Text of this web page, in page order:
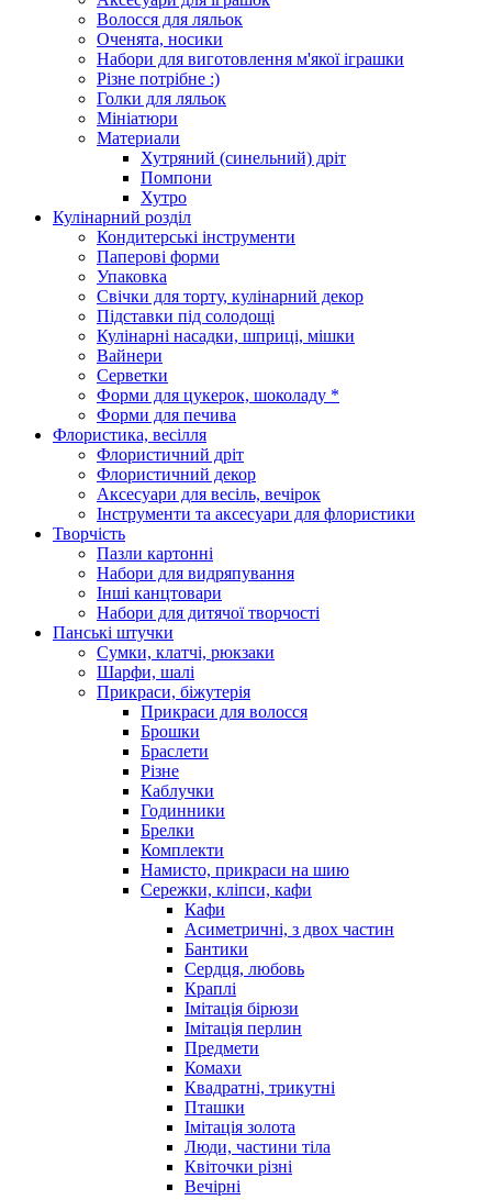
Волосся для ляльок
Оченята, носики
Набори для виготовлення м'якої іграшки
Різне потрібне :)
Голки для ляльок
Мініатюри
Материали
Хутряний (синельний) дріт
Помпони
Хутро
Кулінарний розділ
Кондитерські інструменти
Паперові форми
Упаковка
Свічки для торту, кулінарний декор
Підставки під солодощі
Кулінарні насадки, шприці, мішки
Вайнери
Серветки
Форми для цукерок, шоколаду *
Форми для печива
Флористика, весілля
Флористичний дріт
Флористичний декор
Аксесуари для весіль, вечірок
Інструменти та аксесуари для флористики
Творчість
Пазли картонні
Набори для видряпування
Інші канцтовари
Набори для дитячої творчості
Панські штучки
Сумки, клатчі, рюкзаки
Шарфи, шалі
Прикраси, біжутерія
Прикраси для волосся
Брошки
Браслети
Різне
Каблучки
Годинники
Брелки
Комплекти
Намисто, прикраси на шию
Сережки, кліпси, кафи
Кафи
Асиметричні, з двох частин
Бантики
Сердця, любовь
Краплі
Імітація бірюзи
Імітація перлин
Предмети
Комахи
Квадратні, трикутні
Пташки
Імітація золота
Люди, частини тіла
Квіточки різні
Вечірні